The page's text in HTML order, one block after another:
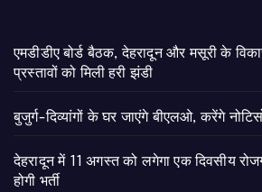
एमडीडीए बोर्ड बैठक, देहरादून और मसूरी के
प्रस्तावों को मिली हरी झंडी
बुजुर्ग-दिव्यांगों के घर जाएंगे बीएलओ, करेंगे
​देहरादून में 11 अगस्त को लगेगा एक दिवसीय
होगी भर्ती